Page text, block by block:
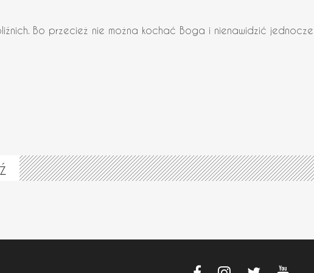
Bo przecież nie można kochać Boga i nienawidzić